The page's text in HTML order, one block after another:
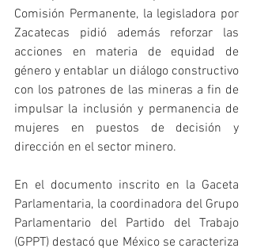
Comisión Permanente, la legisladora por
Zacatecas pidió además reforzar las
acciones en materia de equidad de
género y entablar un diálogo constructivo
con los patrones de las mineras a fin de
impulsar la inclusión y permanencia de
mujeres en puestos de decisión y
dirección en el sector minero.
En el documento inscrito en la Gaceta
Parlamentaria, la coordinadora del Grupo
Parlamentario del Partido del Trabajo
(GPPT) destacó que México se caracteriza